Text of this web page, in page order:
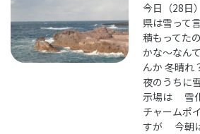
今日（28日
県は雪って
積もってた
かな～なん
んか 冬晴れ
夜のうちに
示場は 雪
チャームポ
すが 今朝